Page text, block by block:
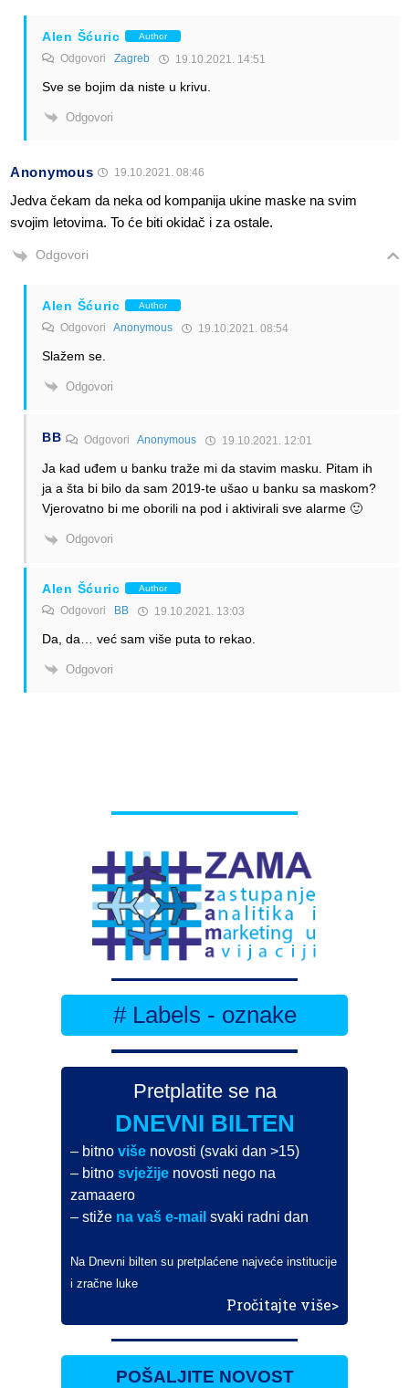
Alen Šćuric Author
Odgovori Zagreb 19.10.2021. 14:51
Sve se bojim da niste u krivu.
Odgovori
Anonymous 19.10.2021. 08:46
Jedva čekam da neka od kompanija ukine maske na svim
svojim letovima. To će biti okidač i za ostale.
Odgovori
Alen Šćuric Author
Odgovori Anonymous 19.10.2021. 08:54
Slažem se.
Odgovori
BB OdgovoriAnonymous 19.10.2021. 12:01
Ja kad uđem u banku traže mi da stavim masku. Pitam ih
ja a šta bi bilo da sam 2019-te ušao u banku sa maskom?
Vjerovatno bi me oborili na pod i aktivirali sve alarme 🙂
Odgovori
Alen Šćuric Author
Odgovori BB 19.10.2021. 13:03
Da, da… već sam više puta to rekao.
Odgovori
# Labels - oznake
Pretplatite se na
DNEVNI BILTEN
– bitnoviše novosti (svaki dan >15)
– bitnosvježije novosti nego na
zamaaero
– stiže na vaš e-mail svaki radni dan
Na Dnevni bilten su pretplaćene najveće institucije
i zračne luke
Pročitajte više>
POŠALJITE NOVOST